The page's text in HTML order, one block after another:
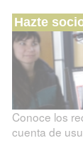
Hazte
Conoce los
cuenta de